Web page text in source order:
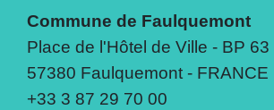
Commune de Faulquemont
Place de l'Hôtel de Ville - BP 63
57380 Faulquemont - FRANCE
+33 3 87 29 70 00